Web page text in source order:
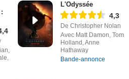
L'Odyssée
4,3
De Christopher Nolan
Avec Matt Damon, Tom
Holland, Anne
Hathaway
Bande-annonce